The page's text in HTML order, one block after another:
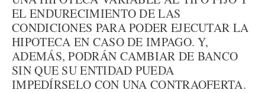
EL ENDURECIMIENTO DE LAS
CONDICIONES PARA PODER EJECUTAR LA
HIPOTECA EN CASO DE IMPAGO. Y,
ADEMÁS, PODRÁN CAMBIAR DE BANCO
SIN QUE SU ENTIDAD PUEDA
IMPEDÍRSELO CON UNA CONTRAOFERTA.